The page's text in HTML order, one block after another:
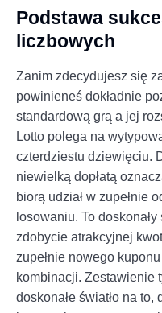
Podstawa
liczbowych
Zanim zdecydujesz się
powinieneś dokładnie
standardową grą a jej
Lotto polega na
czterdziestu dziewięciu.
niewielką dopłatą
biorą udział w zupełnie
losowaniu. To
zdobycie atrakcyjnej
zupełnie nowego
kombinacji. Zestawienie
doskonałe światło na